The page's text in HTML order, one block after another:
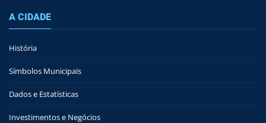
A CIDADE
História
Símbolos Municipais
Dados e Estatísticas
Investimentos e Negócios